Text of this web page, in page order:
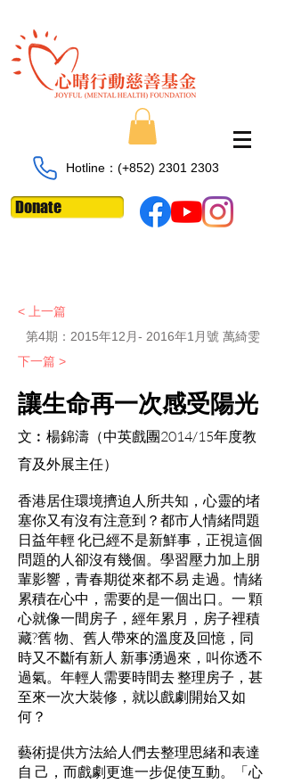
Hotline：​​(+852) 2301 2303
Donate
< 上一篇
第4期： 2015年12月- 2016年1月號 萬綺雯
下一篇 >
讓生命再一次感受陽光
文︰楊錦濤（中英戲團2014/15年度教
育及外展主任）
香港居住環境擠迫人所共知，心靈的堵
塞你又有沒有注意到？都市人情緒問題
日益年輕 化已經不是新鮮事，正視這個
問題的人卻沒有幾個。學習壓力加上朋
輩影響，青春期從來都不易 走過。情緒
累積在心中，需要的是一個出口。一 顆
心就像一間房子，經年累月，房子裡積
藏?舊 物、舊人帶來的溫度及回憶，同
時又不斷有新人 新事湧過來，叫你透不
過氣。年輕人需要時間去 整理房子，甚
至來一次大裝修，就以戲劇開始又如
何？
藝術提供方法給人們去整理思緒和表達
自 己，而戲劇更進一步促使互動。「心